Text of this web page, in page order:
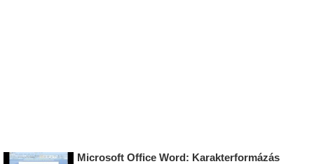
Microsoft Office Word: Karakterformázás